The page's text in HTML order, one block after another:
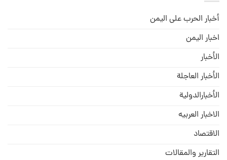
أخبار الحرب على اليمن
اخبار اليمن
الأخبار
الأخبار العاجلة
الأخبارالدولية
الاخبار العربيه
الاقتصاد
التقارير والمقالات